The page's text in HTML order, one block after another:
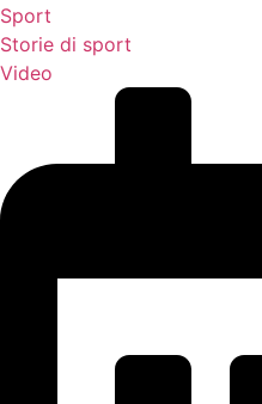
Sport
Storie di sport
Video